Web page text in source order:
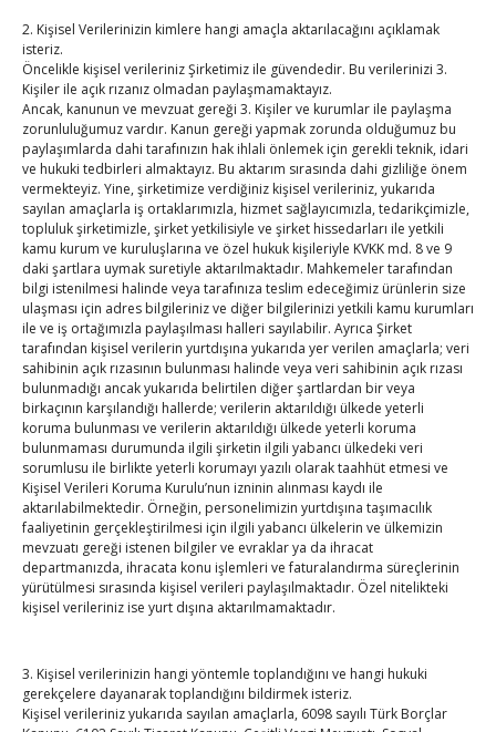
2. Kişisel Verilerinizin kimlere hangi amaçla aktarılacağını açıklamak
isteriz.
Öncelikle kişisel verileriniz Şirketimiz ile güvendedir. Bu verilerinizi 3.
Kişiler ile açık rızanız olmadan paylaşmamaktayız.
Ancak, kanunun ve mevzuat gereği 3. Kişiler ve kurumlar ile paylaşma
zorunluluğumuz vardır. Kanun gereği yapmak zorunda olduğumuz bu
paylaşımlarda dahi tarafınızın hak ihlali önlemek için gerekli teknik, idari
ve hukuki tedbirleri almaktayız. Bu aktarım sırasında dahi gizliliğe önem
vermekteyiz. Yine, şirketimize verdiğiniz kişisel verileriniz, yukarıda
sayılan amaçlarla iş ortaklarımızla, hizmet sağlayıcımızla, tedarikçimizle,
topluluk şirketimizle, şirket yetkilisiyle ve şirket hissedarları ile yetkili
kamu kurum ve kuruluşlarına ve özel hukuk kişileriyle KVKK md. 8 ve 9
daki şartlara uymak suretiyle aktarılmaktadır. Mahkemeler tarafından
bilgi istenilmesi halinde veya tarafınıza teslim edeceğimiz ürünlerin size
ulaşması için adres bilgileriniz ve diğer bilgilerinizi yetkili kamu kurumları
ile ve iş ortağımızla paylaşılması halleri sayılabilir. Ayrıca Şirket
tarafından kişisel verilerin yurtdışına yukarıda yer verilen amaçlarla; veri
sahibinin açık rızasının bulunması halinde veya veri sahibinin açık rızası
bulunmadığı ancak yukarıda belirtilen diğer şartlardan bir veya
birkaçının karşılandığı hallerde; verilerin aktarıldığı ülkede yeterli
koruma bulunması ve verilerin aktarıldığı ülkede yeterli koruma
bulunmaması durumunda ilgili şirketin ilgili yabancı ülkedeki veri
sorumlusu ile birlikte yeterli korumayı yazılı olarak taahhüt etmesi ve
Kişisel Verileri Koruma Kurulu’nun izninin alınması kaydı ile
aktarılabilmektedir. Örneğin, personelimizin yurtdışına taşımacılık
faaliyetinin gerçekleştirilmesi için ilgili yabancı ülkelerin ve ülkemizin
mevzuatı gereği istenen bilgiler ve evraklar ya da ihracat
departmanızda, ihracata konu işlemleri ve faturalandırma süreçlerinin
yürütülmesi sırasında kişisel verileri paylaşılmaktadır. Özel nitelikteki
kişisel verileriniz ise yurt dışına aktarılmamaktadır.
3. Kişisel verilerinizin hangi yöntemle toplandığını ve hangi hukuki
gerekçelere dayanarak toplandığını bildirmek isteriz.
Kişisel verileriniz yukarıda sayılan amaçlarla, 6098 sayılı Türk Borçlar
22.07.2026 / Ankara Suriye Serbest Ticaret,
Sanayi Bölgeleri ve Yatırım Ortamı Forumu,
Türkiye Odalar ve Borsalar Birliği (TOBB) Başkanı
M. Rifat Hisarcıklıoğlu’nun ev sahipliğinde, Ticaret
Bakanı Prof. Dr. Ömer Bolat ve Suriye Genel
Gümrükler
Read More…
Posts
navigation
« Previous 1 2 3 4 … 100 Next »
TOBB Son Yazılar
SEDDK Başkanı Menteş’e ziyaret
Hisarcıklıoğlu ICCD Genel Sekreteri Khalawi ile görüştü